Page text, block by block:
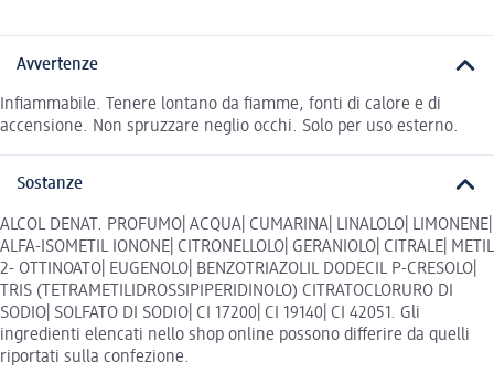
Avvertenze
Infiammabile. Tenere lontano da fiamme, fonti di calore e di
accensione. Non spruzzare neglio occhi. Solo per uso esterno.
Sostanze
ALCOL DENAT. PROFUMO| ACQUA| CUMARINA| LINALOLO| LIMONENE|
ALFA-ISOMETIL IONONE| CITRONELLOLO| GERANIOLO| CITRALE| METIL
2- OTTINOATO| EUGENOLO| BENZOTRIAZOLIL DODECIL P-CRESOLO|
TRIS (TETRAMETILIDROSSIPIPERIDINOLO) CITRATOCLORURO DI
SODIO| SOLFATO DI SODIO| CI 17200| CI 19140| CI 42051. Gli
ingredienti elencati nello shop online possono differire da quelli
riportati sulla confezione.